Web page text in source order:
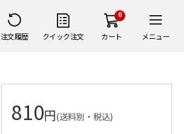
注文履歴 クイック注文
0
カート メニュー
810円(送料別・税込)